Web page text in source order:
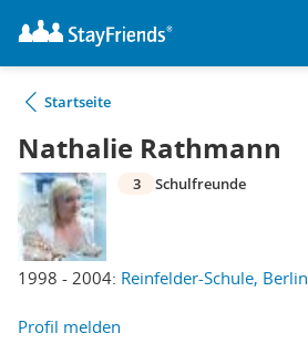
Startseite
Nathalie Rathmann
1998 - 2004: Reinfelder-Schule, Berlin
3 Schulfreunde
Profil melden